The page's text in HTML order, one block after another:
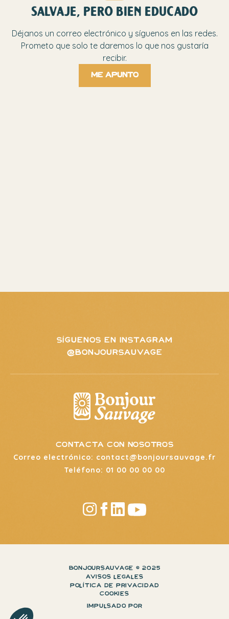
salvaje, pero bien educado
Déjanos un correo electrónico y síguenos en las redes.
Prometo que solo te daremos lo que nos gustaría
recibir.
Me apunto
SÍGUENOS EN INSTAGRAM
@BONJOURSAUVAGE
contacta con nosotros
Correo electrónico: contact@bonjoursauvage.fr
Teléfono: 01 00 00 00 00
BONJOURSAUVAGE © 2025
AVISOS LEGALES
POLÍTICA DE PRIVACIDAD
COOKIES
IMPULSADO POR